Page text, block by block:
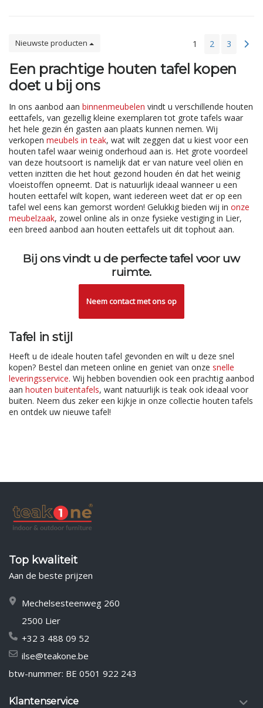
Nieuwste producten 1 2 3
Een prachtige houten tafel kopen
doet u bij ons
In ons aanbod aan binnenmeubelen vindt u verschillende houten
eettafels, van gezellig kleine exemplaren tot grote tafels waar
het hele gezin én gasten aan plaats kunnen nemen. Wij
verkopen meubels in teak, wat wilt zeggen dat u kiest voor een
houten tafel waar weinig onderhoud aan is. Het grote voordeel
van deze houtsoort is namelijk dat er van nature veel oliën en
vetten inzitten die het hout gezond houden én dat het weinig
vloeistoffen opneemt. Dat is natuurlijk ideaal wanneer u een
houten eettafel wilt kopen, want iedereen weet dat er op een
tafel wel eens kan gemorst worden! Gelukkig bieden wij in onze
meubelzaak, zowel online als in onze fysieke vestiging in Lier,
een breed aanbod aan houten eettafels uit dit tophout aan.
Bij ons vindt u de perfecte tafel voor uw
ruimte.
Neem contact met ons op
Tafel in stijl
Heeft u de ideale houten tafel gevonden en wilt u deze snel
kopen? Bestel dan meteen online en geniet van onze snelle
leveringsservice. Wij hebben bovendien ook een prachtig aanbod
aan houten buitentafels, want natuurlijk is teak ook ideaal voor
buiten. Neem dus zeker een kijkje in onze collectie houten tafels
en ontdek uw nieuwe tafel!
Top kwaliteit
Aan de beste prijzen
Mechelsesteenweg 260
2500 Lier
+32 3 488 09 52
ilse@teakone.be
btw-nummer: BE 0501 922 243
Klantenservice